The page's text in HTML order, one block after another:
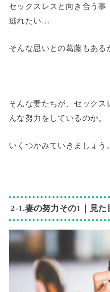
セックスレスと向き合う
逃れたい…
そんな思いとの葛藤もある
そんな妻たちが、セック
んな努力をしているのか。
いくつかみていきましょう。
2-1.妻の努力その1｜見た